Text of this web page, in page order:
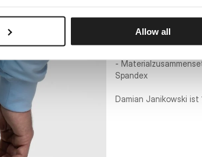
Allow all
- Großer Druck auf
- Kleiner "PITBULL"-
- Autolap-Nähte
-
Spandex
Damian Janikowski ist